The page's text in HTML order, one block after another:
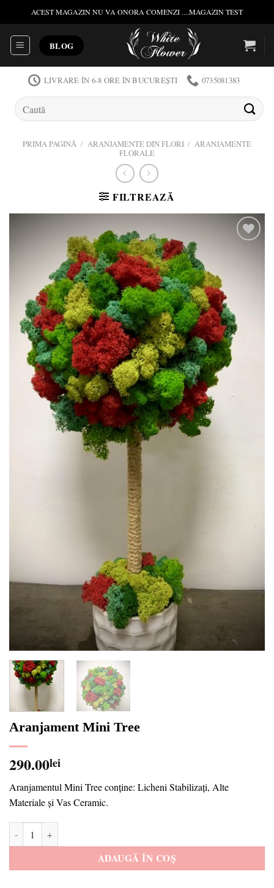
to
content
ACEST MAGAZIN NU VA ONORA COMENZI ....MAGAZIN TEST
BLOG
LIVRARE ÎN 6-8 ORE ÎN BUCUREȘTI 0735081383
Caută
după:
PRIMA PAGINĂ / ARANJAMENTE DIN FLORI / ARANJAMENTE
FLORALE
FILTREAZĂ
Aranjament Mini Tree
290.00lei
Aranjamentul Mini Tree conține: Licheni Stabilizați, Alte
Materiale și Vas Ceramic.
Cantitate Aranjament Mini Tree
ADAUGĂ ÎN COȘ